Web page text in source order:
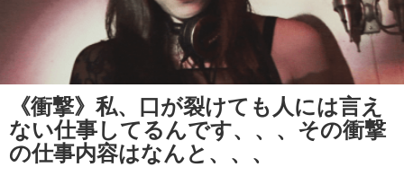
《衝撃》私、口が裂けても人には言え
ない仕事してるんです、、、その衝撃
の仕事内容はなんと、、、